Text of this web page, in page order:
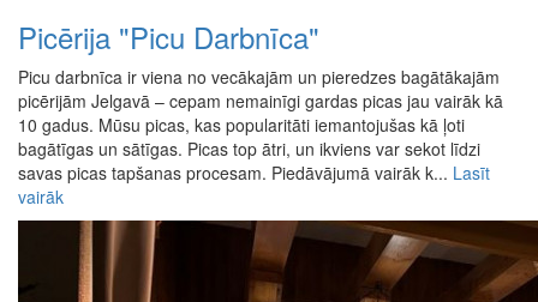
Picērija "Picu Darbnīca"
Picu darbnīca ir viena no vecākajām un pieredzes bagātākajām
picērijām Jelgavā – cepam nemainīgi gardas picas jau vairāk kā
10 gadus. Mūsu picas, kas popularitāti iemantojušas kā ļoti
bagātīgas un sātīgas. Picas top ātri, un ikviens var sekot līdzi
savas picas tapšanas procesam. Piedāvājumā vairāk k... Lasīt
vairāk